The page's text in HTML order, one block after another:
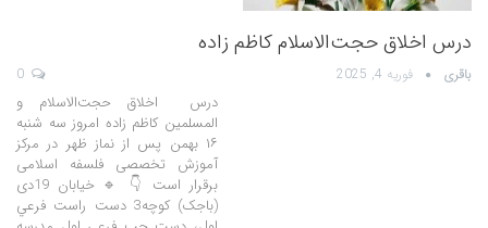
درس اخلاق حجت‌الاسلام کاظم زاده
باقری فوریه 4, 2025
درس اخلاق حجت‌الاسلام و
المسلمین کاظم زاده امروز سه شنبه
۱۶ بهمن پس از نماز ظهر در مرکز
آموزش تخصصی فلسفه اسلامی
برقرار است 👇 🔹 خیابان 19دی
(باجک) کوچه3 دست راست فرعي